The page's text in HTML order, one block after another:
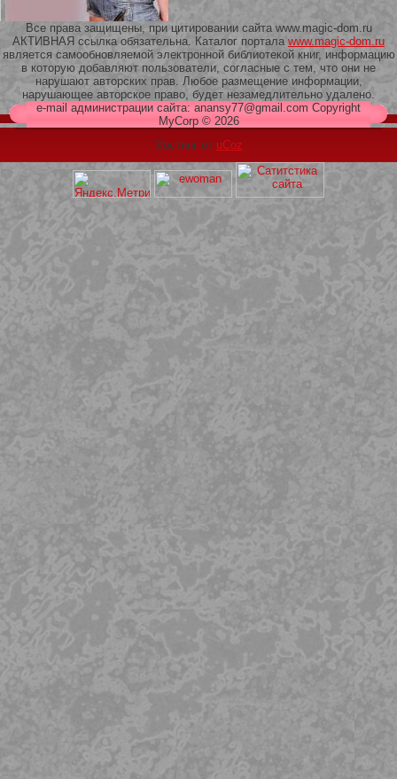
209 Белая кофта из ленточного
кружева
Все права защищены, при цитировании сайта www.magic-dom.ru
АКТИВНАЯ ссылка обязательна. Каталог портала www.magic-dom.ru
является самообновляемой электронной библиотекой книг, информацию
в которую добавляют пользователи, согласные с тем, что они не
нарушают авторских прав. Любое размещение информации,
нарушающее авторское право, будет незамедлительно удалено.
e-mail администрации сайта: anansy77@gmail.com Copyright
MyCorp © 2026
Хостинг от uCoz